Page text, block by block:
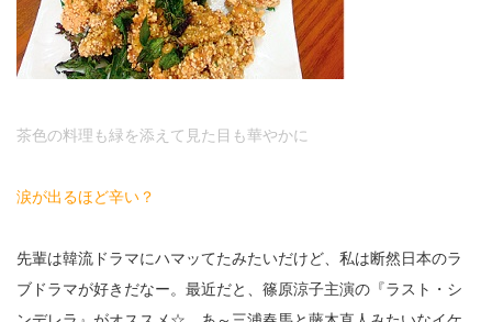
茶色の料理も緑を添えて見た目も華やかに
涙が出るほど辛い？
先輩は韓流ドラマにハマッてたみたいだけど、私は断然日本のラ
ブドラマが好きだなー。最近だと、篠原涼子主演の『ラスト・シ